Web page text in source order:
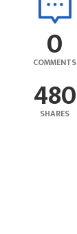
0
COMMENTS
480
SHARES